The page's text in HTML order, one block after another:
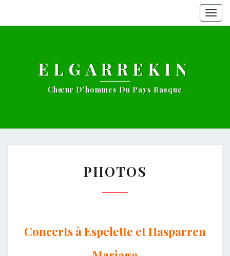
ELGARREKIN
Chœur D'hommes Du Pays Basque
PHOTOS
Concerts à Espelette et Hasparren